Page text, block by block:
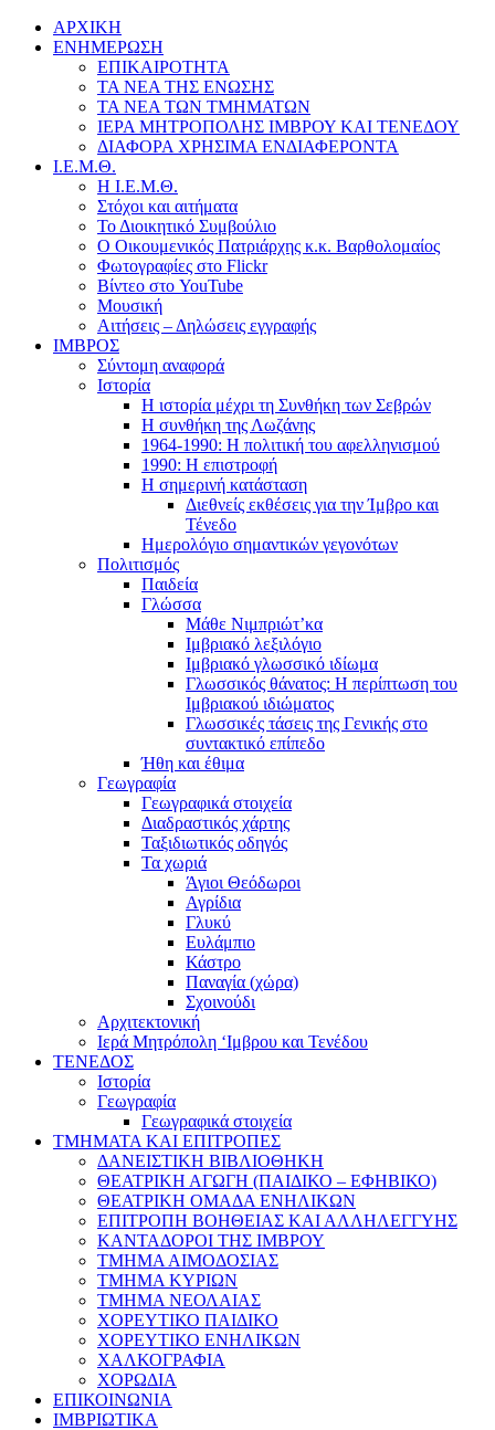
ΑΡΧΙΚΗ
ΕΝΗΜΕΡΩΣΗ
ΕΠΙΚΑΙΡΟΤΗΤΑ
ΤΑ ΝΕΑ ΤΗΣ ΕΝΩΣΗΣ
ΤΑ ΝΕΑ ΤΩΝ ΤΜΗΜΑΤΩΝ
ΙΕΡΑ ΜΗΤΡΟΠΟΛΗΣ ΙΜΒΡΟΥ ΚΑΙ ΤΕΝΕΔΟΥ
ΔΙΑΦΟΡΑ ΧΡΗΣΙΜΑ ΕΝΔΙΑΦΕΡΟΝΤΑ
Ι.Ε.Μ.Θ.
Η Ι.Ε.Μ.Θ.
Στόχοι και αιτήματα
Το Διοικητικό Συμβούλιο
Ο Οικουμενικός Πατριάρχης κ.κ. Βαρθολομαίος
Φωτογραφίες στο Flickr
Βίντεο στο YouTube
Μουσική
Αιτήσεις – Δηλώσεις εγγραφής
ΙΜΒΡΟΣ
Σύντομη αναφορά
Ιστορία
Η ιστορία μέχρι τη Συνθήκη των Σεβρών
Η συνθήκη της Λωζάνης
1964-1990: Η πολιτική του αφελληνισμού
1990: Η επιστροφή
Η σημερινή κατάσταση
Διεθνείς εκθέσεις για την Ίμβρο και
Τένεδο
Ημερολόγιο σημαντικών γεγονότων
Πολιτισμός
Παιδεία
Γλώσσα
Μάθε Νιμπριώτ’κα
Ιμβριακό λεξιλόγιο
Ιμβριακό γλωσσικό ιδίωμα
Γλωσσικός θάνατος: Η περίπτωση του
Ιμβριακού ιδιώματος
Γλωσσικές τάσεις της Γενικής στο
συντακτικό επίπεδο
Ήθη και έθιμα
Γεωγραφία
Γεωγραφικά στοιχεία
Διαδραστικός χάρτης
Ταξιδιωτικός οδηγός
Τα χωριά
Άγιοι Θεόδωροι
Αγρίδια
Γλυκύ
Ευλάμπιο
Κάστρο
Παναγία (χώρα)
Σχοινούδι
Αρχιτεκτονική
Ιερά Μητρόπολη ‘Ιμβρου και Τενέδου
ΤΕΝΕΔΟΣ
Ιστορία
Γεωγραφία
Γεωγραφικά στοιχεία
ΤΜΗΜΑΤΑ ΚΑΙ ΕΠΙΤΡΟΠΕΣ
ΔΑΝΕΙΣΤΙΚΗ ΒΙΒΛΙΟΘΗΚΗ
ΘΕΑΤΡΙΚΗ ΑΓΩΓΗ (ΠΑΙΔΙΚΟ – ΕΦΗΒΙΚΟ)
ΘΕΑΤΡΙΚΗ ΟΜΑΔΑ ΕΝΗΛΙΚΩΝ
ΕΠΙΤΡΟΠΗ ΒΟΗΘΕΙΑΣ ΚΑΙ ΑΛΛΗΛΕΓΓΥΗΣ
ΚΑΝΤΑΔΟΡΟΙ ΤΗΣ ΙΜΒΡΟΥ
ΤΜΗΜΑ ΑΙΜΟΔΟΣΙΑΣ
ΤΜΗΜΑ ΚΥΡΙΩΝ
ΤΜΗΜΑ ΝΕΟΛΑΙΑΣ
ΧΟΡΕΥΤΙΚΟ ΠΑΙΔΙΚΟ
ΧΟΡΕΥΤΙΚΟ ΕΝΗΛΙΚΩΝ
ΧΑΛΚΟΓΡΑΦΙΑ
ΧΟΡΩΔΙΑ
ΕΠΙΚΟΙΝΩΝΙΑ
ΙΜΒΡΙΩΤΙΚΑ